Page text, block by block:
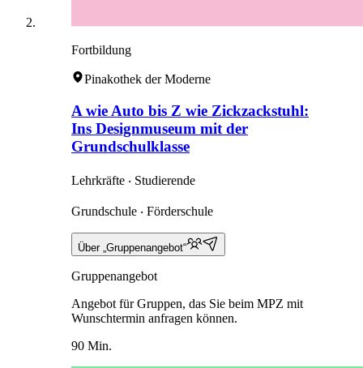
Fortbildung
Pinakothek der Moderne
A wie Auto bis Z wie Zickzackstuhl:
Ins Designmuseum mit der
Grundschulklasse
Lehrkräfte ‧ Studierende
Grundschule ‧ Förderschule
Über „Gruppenangebot“
Gruppenangebot
Angebot für Gruppen, das Sie beim MPZ mit
Wunschtermin anfragen können.
90 Min.